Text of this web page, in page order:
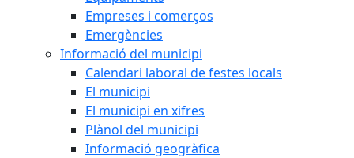
Empreses i comerços
Emergències
Informació del municipi
Calendari laboral de festes locals
El municipi
El municipi en xifres
Plànol del municipi
Informació geogràfica